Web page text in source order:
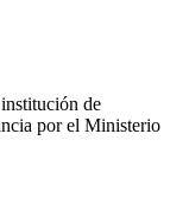
de
por el Ministerio